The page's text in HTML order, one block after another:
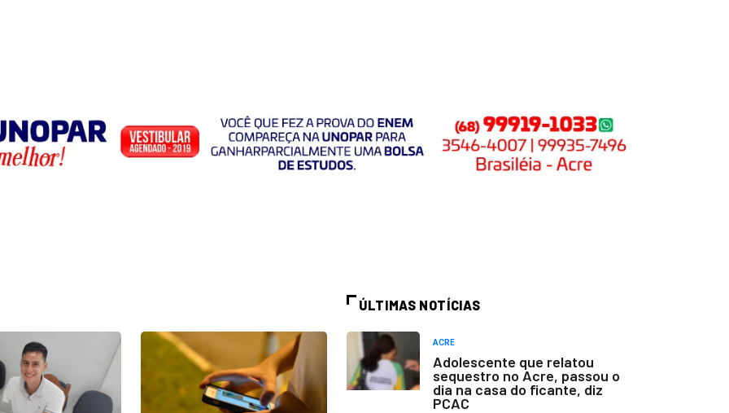
ÚLTIMAS NOTÍCIAS
ACRE
Adolescente que relatou
sequestro no Acre, passou o
dia na casa do ficante, diz
PCAC